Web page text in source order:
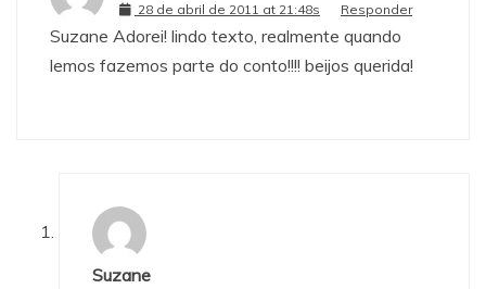
28 de abril de 2011 at 21:48s Responder
Suzane Adorei! lindo texto, realmente quando
lemos fazemos parte do conto!!!! beijos querida!
Suzane